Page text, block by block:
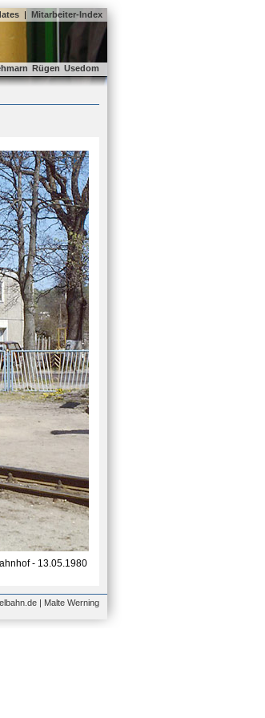
| Mitarbeiter-Index
Rügen Usedom
- 13.05.1980
| Malte Werning